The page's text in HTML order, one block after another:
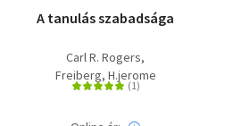
A tanulás szabadsága
Carl R. Rogers
Freiberg, H.jerome